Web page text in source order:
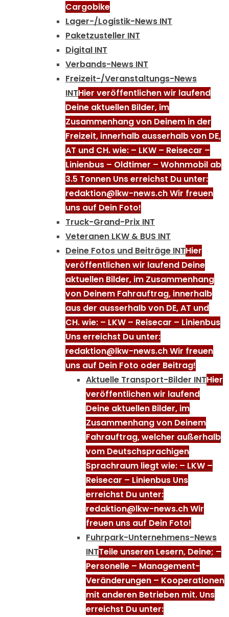
Cargobike
Lager-/Logistik-News INT
Paketzusteller INT
Digital INT
Verbands-News INT
Freizeit-/Veranstaltungs-News
INTHier veröffentlichen wir laufend
Deine aktuellen Bilder, im
Zusammenhang von Deinem in der
Freizeit, innerhalb ausserhalb von DE,
AT und CH. wie: – LKW – Reisecar –
Linienbus – Oldtimer – Wohnmobil ab
3.5 Tonnen Uns erreichst Du unter:
redaktion@lkw-news.ch Wir freuen
uns auf Dein Foto!
Truck-Grand-Prix INT
Veteranen LKW & BUS INT
Deine Fotos und Beiträge INTHier
veröffentlichen wir laufend Deine
aktuellen Bilder, im Zusammenhang
von Deinem Fahrauftrag, innerhalb
aus der ausserhalb von DE, AT und
CH. wie: – LKW – Reisecar – Linienbus
Uns erreichst Du unter:
redaktion@lkw-news.ch Wir freuen
uns auf Dein Foto oder Beitrag!
Aktuelle Transport-Bilder INTHier
veröffentlichen wir laufend
Deine aktuellen Bilder, im
Zusammenhang von Deinem
Fahrauftrag, welcher außerhalb
vom Deutschsprachigen
Sprachraum liegt wie: – LKW –
Reisecar – Linienbus Uns
erreichst Du unter:
redaktion@lkw-news.ch Wir
freuen uns auf Dein Foto!
Fuhrpark-Unternehmens-News
INTTeile unseren Lesern, Deine; –
Personelle – Management-
Veränderungen – Kooperationen
mit anderen Betrieben mit. Uns
erreichst Du unter: